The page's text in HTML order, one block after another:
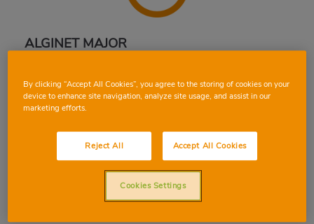
ALGINET MAJOR
Teléfono: 96 162 32 54
Cerrado
Domingo: Cerrado
Lunes: 09:00-21:30
Martes: 09:00-21:30
Miércoles: 09:00-21:30
By clicking “Accept All Cookies”, you agree to the storing of cookies on your
device to enhance site navigation, analyze site usage, and assist in our
marketing efforts.
Reject All Accept All Cookies
Cookies Settings